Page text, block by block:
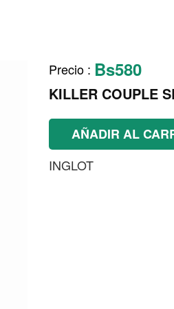
Precio : Bs580
KILLER COUPLE
AÑADIR AL
INGLOT